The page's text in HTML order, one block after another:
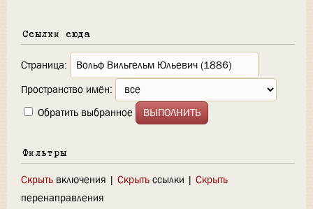
Ссылки сюда
Страница:
Пространство имён:
Обратить выбранное
Фильтры
Скрыть включения | Скрыть ссылки | Скрыть
перенаправления